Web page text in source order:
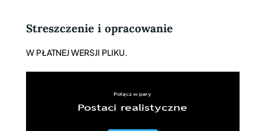
Streszczenie i opracowanie
W PŁATNEJ WERSJI PLIKU.